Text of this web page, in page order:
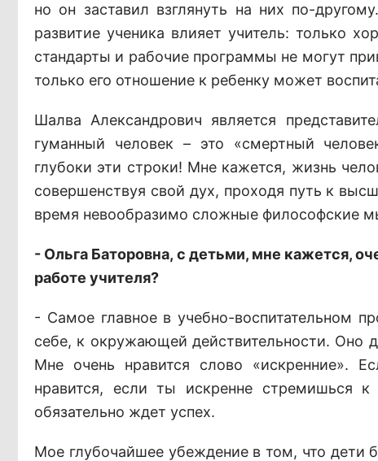
но он заставил взглянуть на них по-
развитие ученика влияет учитель: только
стандарты и рабочие программы не могут
только его отношение к ребенку может
Шалва Александрович является
гуманный человек – это «смертный
глубоки эти строки! Мне кажется, жизнь
совершенствуя свой дух, проходя путь к
время невообразимо сложные философские
- Ольга Баторовна, с детьми, мне кажется,
работе учителя?
- Самое главное в учебно-воспитательном
себе, к окружающей действительности. Оно
Мне очень нравится слово «искренние».
нравится, если ты искренне стремишься
обязательно ждет успех.
Мое глубочайшее убеждение в том, что дети